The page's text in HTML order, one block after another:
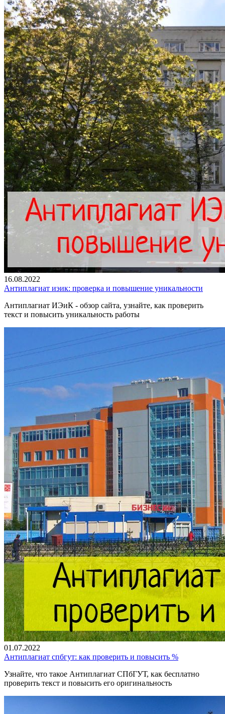
16.08.2022
Антиплагиат иэик: проверка и повышение уникальности
Антиплагиат ИЭиК - обзор сайта, узнайте, как проверить
текст и повысить уникальность работы
01.07.2022
Антиплагиат спбгут: как проверить и повысить %
Узнайте, что такое Антиплагиат СПбГУТ, как бесплатно
проверить текст и повысить его оригинальность